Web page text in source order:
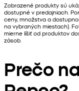
Zobrazené produkty sú
dostupné v predajniach.
ceny, množstva a
na vybraných miestach).
mierne líšiť od produktov
zásob.
Prečo